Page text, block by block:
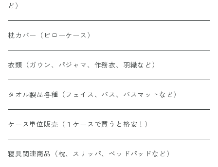
ど）
枕カバー（ピローケース）
衣類（ガウン、パジャマ、作務衣、羽織など）
タオル製品各種（フェイス、バス、バスマットなど）
ケース単位販売（１ケースで買うと格安！）
寝具関連商品（枕、スリッパ、ベッドパッドなど）